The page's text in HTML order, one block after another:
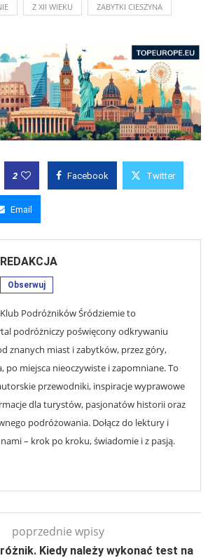
Z XII WIEKU ZABYTKI CIESZYNA
2 Facebook Twitter
Email
REDAKCJA
Obserwuj
Klub Podróżników Śródziemie to
podróżniczy poświęcony odkrywaniu
znanych miast i zabytków, przez góry,
po miejsca nieoczywiste i zapomniane. To
przewodniki, inspiracje wyprawowe
dla turystów, pasjonatów historii oraz
podróżowania. Dołącz do lektury i
– krok po kroku, świadomie i z pasją.
poprzednie wpisy
Kiedy należy wykonać test na